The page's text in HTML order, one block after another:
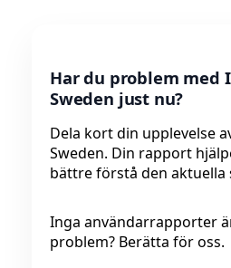
Har du problem med
Sweden just nu?
Dela kort din upplevelse
Sweden. Din rapport
bättre förstå den aktuella
Inga användarrapporter
problem? Berätta för oss.